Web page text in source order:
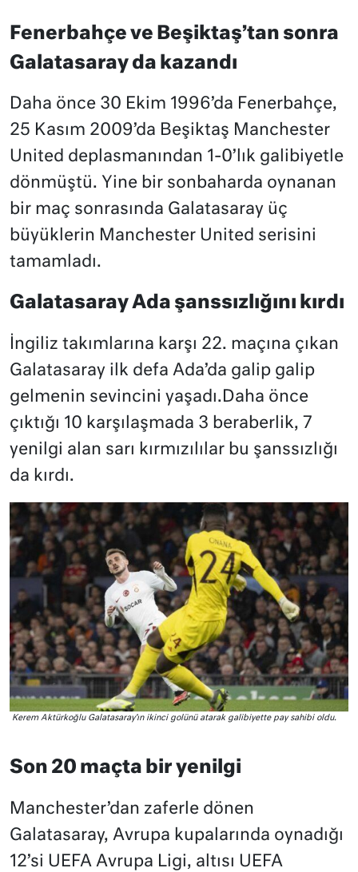
Fenerbahçe ve Beşiktaş’tan sonra
Galatasaray da kazandı
Daha önce 30 Ekim 1996’da Fenerbahçe,
25 Kasım 2009’da Beşiktaş Manchester
United deplasmanından 1-0’lık galibiyetle
dönmüştü. Yine bir sonbaharda oynanan
bir maç sonrasında Galatasaray üç
büyüklerin Manchester United serisini
tamamladı.
Galatasaray Ada şanssızlığını kırdı
İngiliz takımlarına karşı 22. maçına çıkan
Galatasaray ilk defa Ada’da galip galip
gelmenin sevincini yaşadı.Daha önce
çıktığı 10 karşılaşmada 3 beraberlik, 7
yenilgi alan sarı kırmızılılar bu şanssızlığı
da kırdı.
Kerem Aktürkoğlu Galatasaray’ın ikinci golünü atarak galibiyette pay sahibi oldu.
Son 20 maçta bir yenilgi
Manchester’dan zaferle dönen
Galatasaray, Avrupa kupalarında oynadığı
12’si UEFA Avrupa Ligi, altısı UEFA